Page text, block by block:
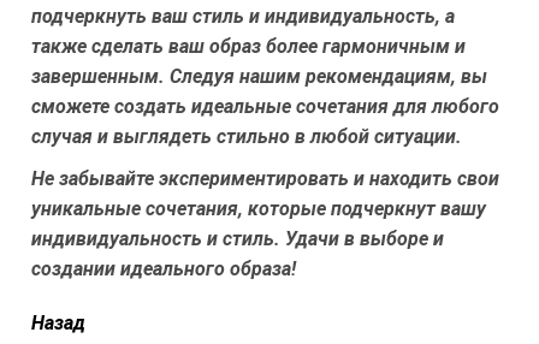
подчеркнуть ваш стиль и индивидуальность, а
также сделать ваш образ более гармоничным и
завершенным. Следуя нашим рекомендациям, вы
сможете создать идеальные сочетания для любого
случая и выглядеть стильно в любой ситуации.
Не забывайте экспериментировать и находить свои
уникальные сочетания, которые подчеркнут вашу
индивидуальность и стиль. Удачи в выборе и
создании идеального образа!
читать
Назад